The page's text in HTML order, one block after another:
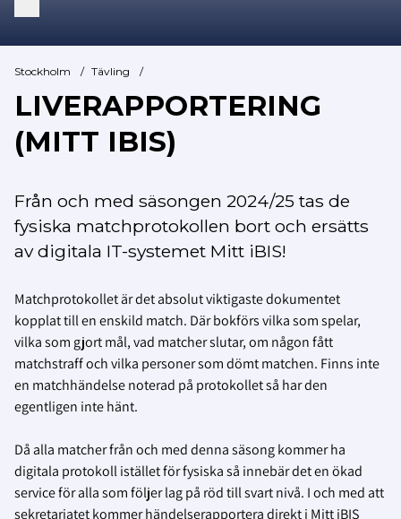
Stockholm / Tävling /
LIVERAPPORTERING
(MITT IBIS)
Från och med säsongen 2024/25 tas de
fysiska matchprotokollen bort och ersätts
av digitala IT-systemet Mitt iBIS!
Matchprotokollet är det absolut viktigaste dokumentet
kopplat till en enskild match. Där bokförs vilka som spelar,
vilka som gjort mål, vad matcher slutar, om någon fått
matchstraff och vilka personer som dömt matchen. Finns inte
en matchhändelse noterad på protokollet så har den
egentligen inte hänt.
Då alla matcher från och med denna säsong kommer ha
digitala protokoll istället för fysiska så innebär det en ökad
service för alla som följer lag på röd till svart nivå. I och med att
sekretariatet kommer händelserapportera direkt i Mitt iBIS